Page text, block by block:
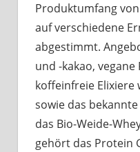
Produktumfang
auf verschiedene
abgestimmt.
und -kakao,
koffeinfreie Elixiere
sowie das
das Bio-Weide-
gehört das Protein